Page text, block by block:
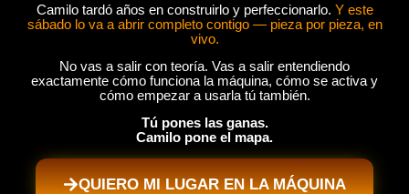
Camilo tardó años en construirlo y perfeccionarlo. Y este
sábado lo va a abrir completo contigo — pieza por pieza, en
vivo.
No vas a salir con teoría. Vas a salir entendiendo
exactamente cómo funciona la máquina, cómo se activa y
cómo empezar a usarla tú también.
Tú pones las ganas.
Camilo pone el mapa.
QUIERO MI LUGAR EN LA MÁQUINA